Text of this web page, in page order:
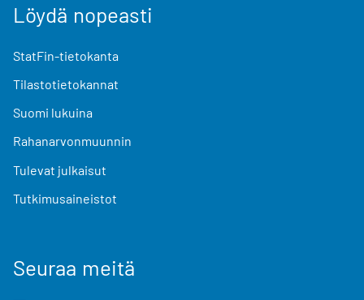
Löydä nopeasti
StatFin-tietokanta
Tilastotietokannat
Suomi lukuina
Rahanarvonmuunnin
Tulevat julkaisut
Tutkimusaineistot
Seuraa meitä